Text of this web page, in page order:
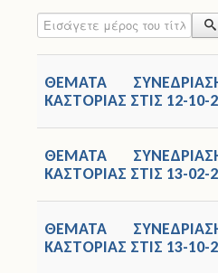
Εκπαιδευτικοί
Σχολικές Εκδρομές
Άδειες
Εισάγετε μέρος του τίτλου.
ΘΕΜΑΤΑ
ΚΑΣΤΟΡΙΑΣ ΣΤΙΣ 12-10-
ΘΕΜΑΤΑ
ΚΑΣΤΟΡΙΑΣ ΣΤΙΣ 13-02-
ΘΕΜΑΤΑ
ΚΑΣΤΟΡΙΑΣ ΣΤΙΣ 13-10-